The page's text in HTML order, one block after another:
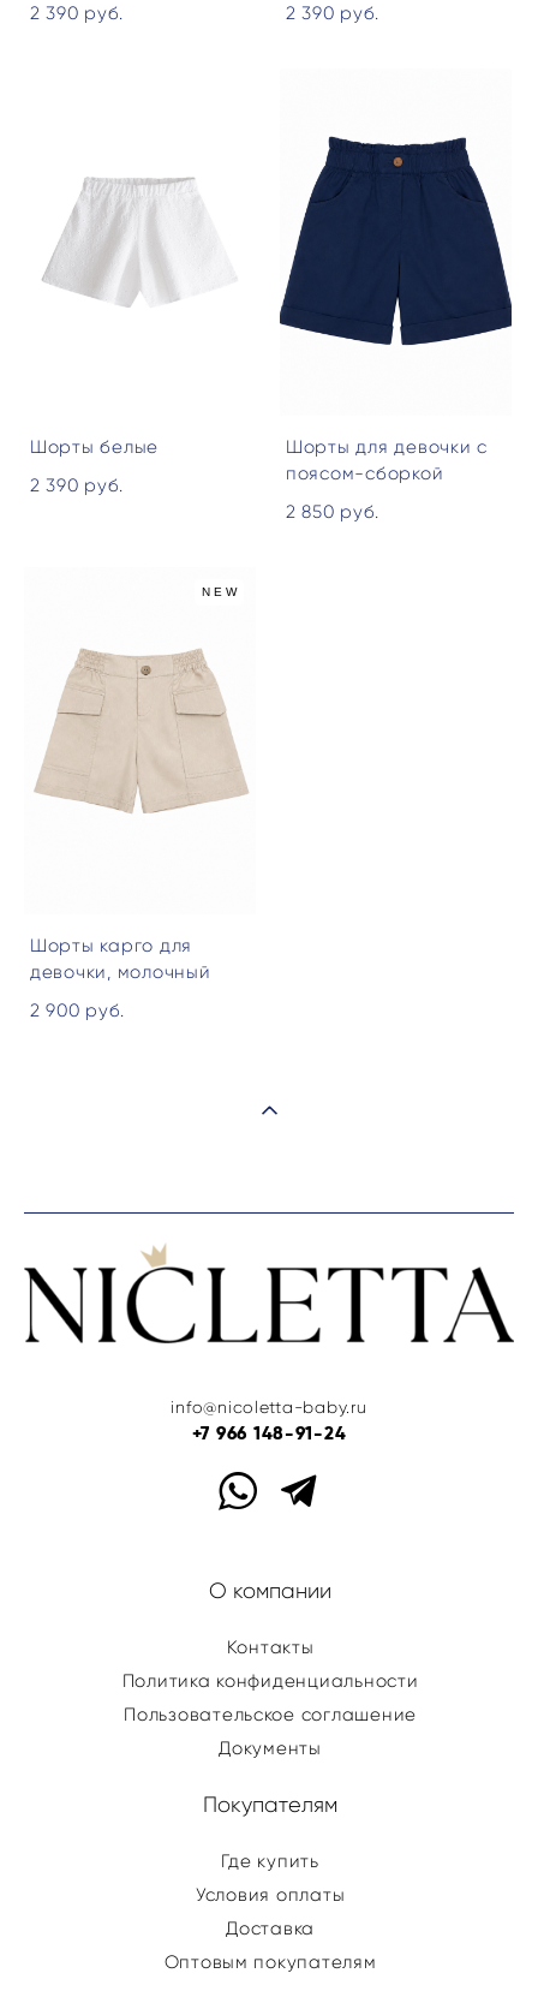
2 390 pуб.
2 390 pуб.
Шорты белые
2 390 pуб.
Шорты для девочки с
поясом-сборкой
2 850 pуб.
NEW
Шорты карго для
девочки, молочный
2 900 pуб.
info@nicoletta-baby.ru
+7 966 148-91-24
О компании
Контакты
Политика конфиденциальности
Пользовательское соглашение
Документы
Покупателям
Где купить
Условия оплаты
Доставка
Оптовым покупателям